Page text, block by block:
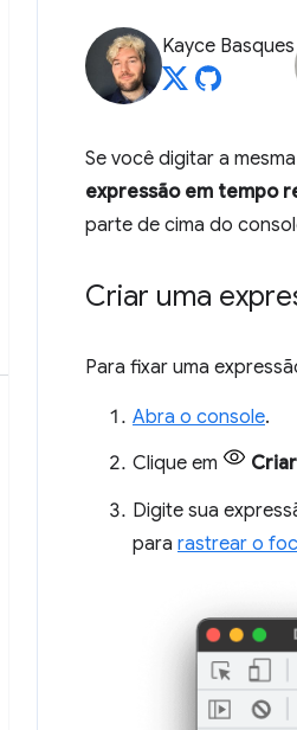
Kayce Basques
Se você digitar a
expressão em tempo
parte de cima do
Criar uma
Para fixar uma
Abra o console.
Clique em
Digite sua
para rastrear o